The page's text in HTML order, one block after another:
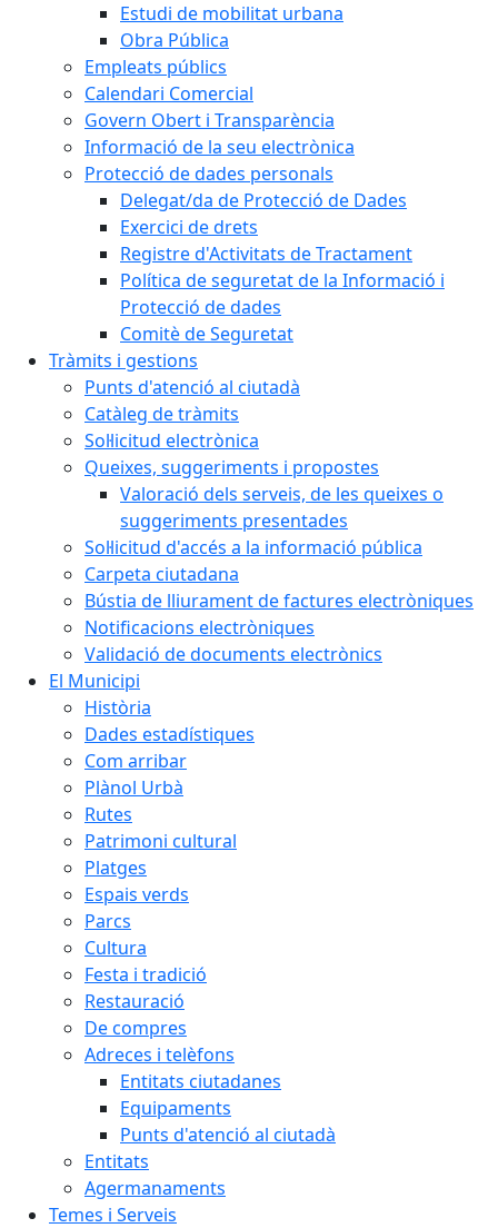
Estudi de mobilitat urbana
Obra Pública
Empleats públics
Calendari Comercial
Govern Obert i Transparència
Informació de la seu electrònica
Protecció de dades personals
Delegat/da de Protecció de Dades
Exercici de drets
Registre d'Activitats de Tractament
Política de seguretat de la Informació i
Protecció de dades
Comitè de Seguretat
Tràmits i gestions
Punts d'atenció al ciutadà
Catàleg de tràmits
Sol·licitud electrònica
Queixes, suggeriments i propostes
Valoració dels serveis, de les queixes o
suggeriments presentades
Sol·licitud d'accés a la informació pública
Carpeta ciutadana
Bústia de lliurament de factures electròniques
Notificacions electròniques
Validació de documents electrònics
El Municipi
Història
Dades estadístiques
Com arribar
Plànol Urbà
Rutes
Patrimoni cultural
Platges
Espais verds
Parcs
Cultura
Festa i tradició
Restauració
De compres
Adreces i telèfons
Entitats ciutadanes
Equipaments
Punts d'atenció al ciutadà
Entitats
Agermanaments
Temes i Serveis